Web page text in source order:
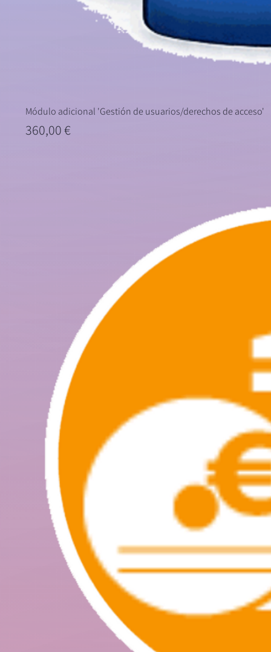
Módulo adicional 'Gestión de usuarios/derechos de acceso'
Precio
360,00 €